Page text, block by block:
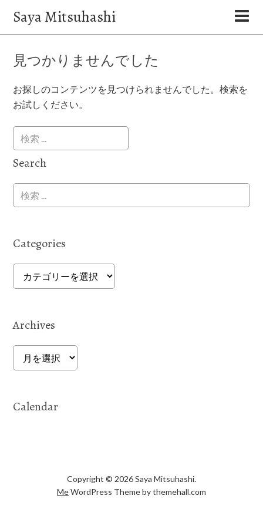
Saya Mitsuhashi
見つかりませんでした
お探しのコンテンツを見つけられませんでした。検索を
お試しください。
Search
Categories
Categories
Archives
Archives
Calendar
Copyright © 2026 Saya Mitsuhashi.
MeWordPress Theme by themehall.com